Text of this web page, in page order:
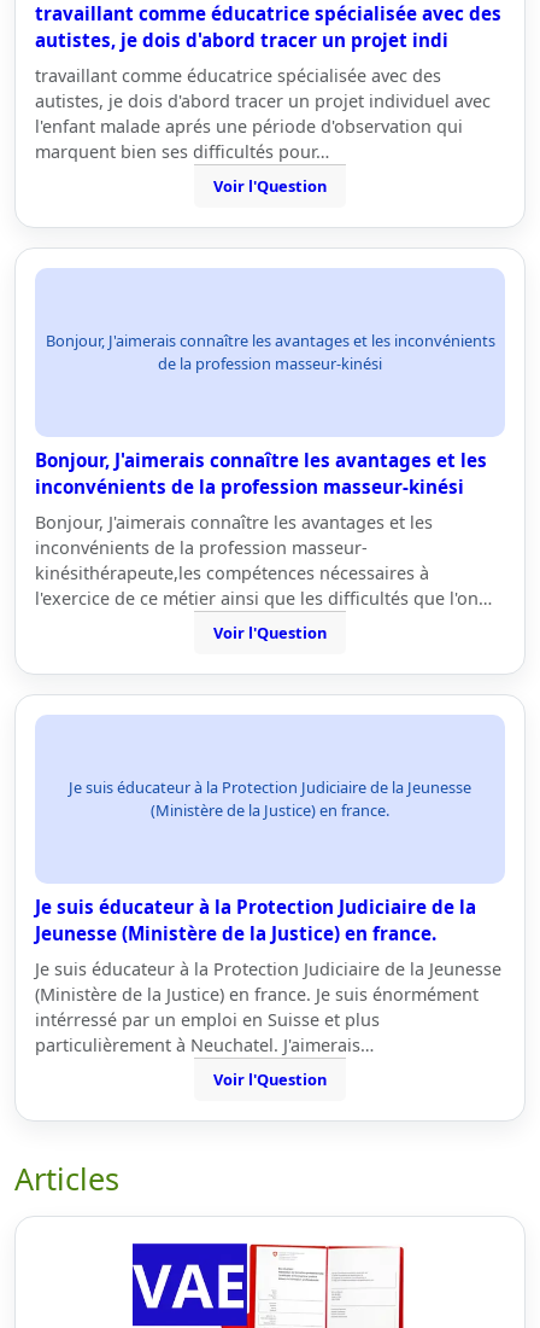
travaillant comme éducatrice spécialisée avec des
autistes, je dois d'abord tracer un projet indi
travaillant comme éducatrice spécialisée avec des
autistes, je dois d'abord tracer un projet individuel avec
l'enfant malade aprés une période d'observation qui
marquent bien ses difficultés pour…
Voir l'Question
Bonjour, J'aimerais connaître les avantages et les inconvénients
de la profession masseur-kinési
Bonjour, J'aimerais connaître les avantages et les
inconvénients de la profession masseur-kinési
Bonjour, J'aimerais connaître les avantages et les
inconvénients de la profession masseur-
kinésithérapeute,les compétences nécessaires à
l'exercice de ce métier ainsi que les difficultés que l'on…
Voir l'Question
Je suis éducateur à la Protection Judiciaire de la Jeunesse
(Ministère de la Justice) en france.
Je suis éducateur à la Protection Judiciaire de la
Jeunesse (Ministère de la Justice) en france.
Je suis éducateur à la Protection Judiciaire de la Jeunesse
(Ministère de la Justice) en france. Je suis énormément
intérressé par un emploi en Suisse et plus
particulièrement à Neuchatel. J'aimerais…
Voir l'Question
Articles